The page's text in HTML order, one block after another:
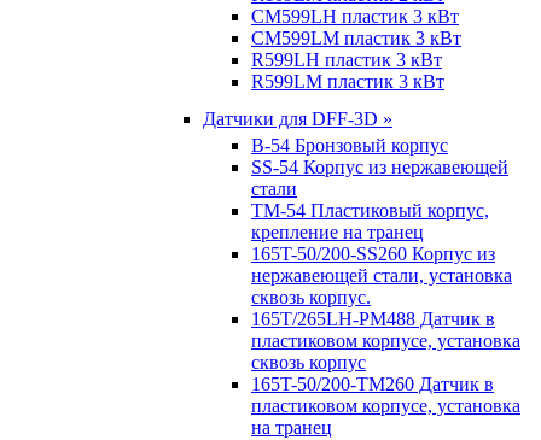
CM599LH пластик 3 кВт
CM599LM пластик 3 кВт
R599LH пластик 3 кВт
R599LM пластик 3 кВт
Датчики для DFF-3D »
B-54 Бронзовый корпус
SS-54 Корпус из нержавеющей
стали
TM-54 Пластиковый корпус,
крепление на транец
165T-50/200-SS260 Корпус из
нержавеющей стали, установка
сквозь корпус.
165T/265LH-PM488 Датчик в
пластиковом корпусе, установка
сквозь корпус
165T-50/200-TM260 Датчик в
пластиковом корпусе, установка
на транец